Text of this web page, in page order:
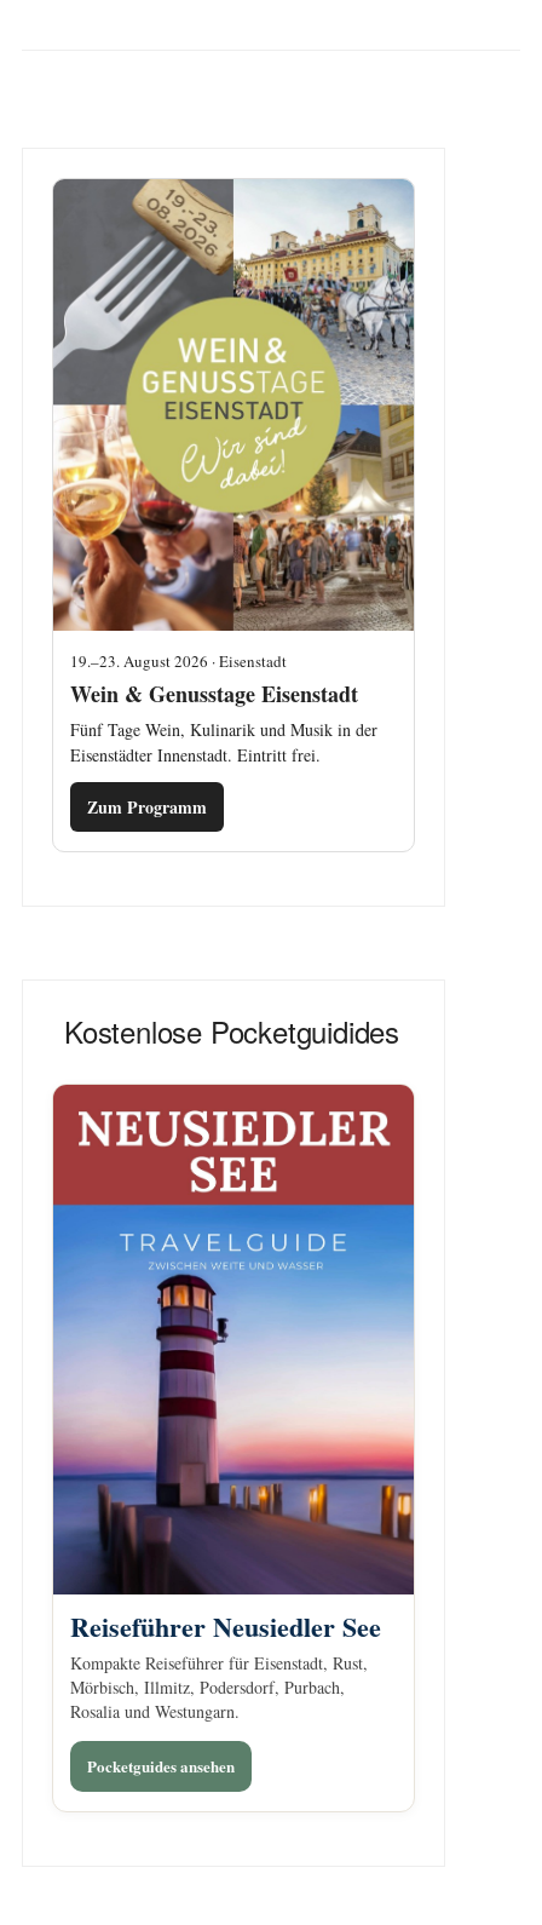
19.–23. August 2026 · Eisenstadt
Wein & Genusstage Eisenstadt
Fünf Tage Wein, Kulinarik und Musik in der
Eisenstädter Innenstadt. Eintritt frei.
Zum Programm
Kostenlose Pocketguidides
Reiseführer Neusiedler See
Kompakte Reiseführer für Eisenstadt, Rust,
Mörbisch, Illmitz, Podersdorf, Purbach,
Rosalia und Westungarn.
Pocketguides ansehen